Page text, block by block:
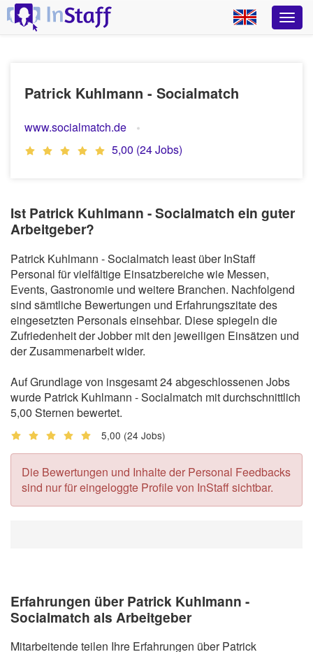
Patrick Kuhlmann - Socialmatch
www.socialmatch.de
5,00 (24 Jobs)
Ist Patrick Kuhlmann - Socialmatch ein guter
Arbeitgeber?
Patrick Kuhlmann - Socialmatch least über InStaff
Personal für vielfältige Einsatzbereiche wie Messen,
Events, Gastronomie und weitere Branchen. Nachfolgend
sind sämtliche Bewertungen und Erfahrungszitate des
eingesetzten Personals einsehbar. Diese spiegeln die
Zufriedenheit der Jobber mit den jeweiligen Einsätzen und
der Zusammenarbeit wider.
Auf Grundlage von insgesamt 24 abgeschlossenen Jobs
wurde Patrick Kuhlmann - Socialmatch mit durchschnittlich
5,00 Sternen bewertet.
5,00 (24 Jobs)
Die Bewertungen und Inhalte der Personal Feedbacks
sind nur für eingeloggte Profile von InStaff sichtbar.
Erfahrungen über Patrick Kuhlmann -
Socialmatch als Arbeitgeber
Mitarbeitende teilen Ihre Erfahrungen über Patrick